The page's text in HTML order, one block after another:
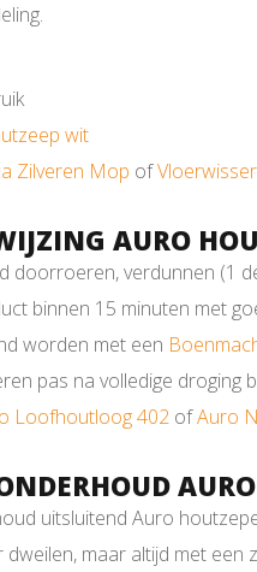
wit
Zilveren Mop ofVloerwisser
AURO
doorroeren, verdunnen (1
binnen 15 minuten met
worden met een
pas na volledige droging
Loofhoutloog 402 ofAuro
uitsluitend Auro
maar altijd met een